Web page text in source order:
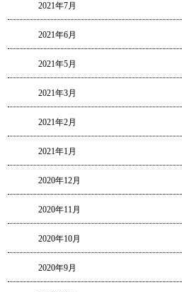
2021年7月
2021年6月
2021年5月
2021年3月
2021年2月
2021年1月
2020年12月
2020年11月
2020年10月
2020年9月